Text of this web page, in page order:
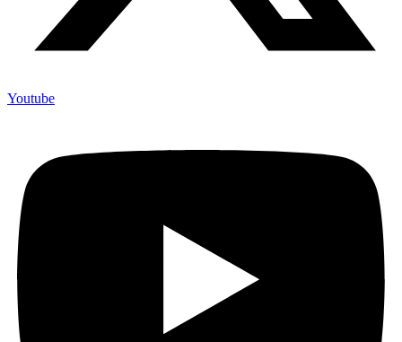
Youtube